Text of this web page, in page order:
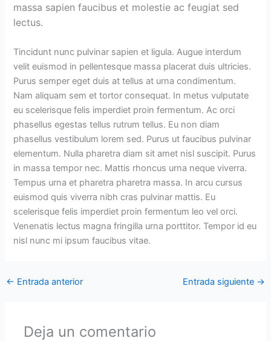
massa sapien faucibus et molestie ac feugiat sed
lectus.
Tincidunt nunc pulvinar sapien et ligula. Augue interdum
velit euismod in pellentesque massa placerat duis ultricies.
Purus semper eget duis at tellus at urna condimentum.
Nam aliquam sem et tortor consequat. In metus vulputate
eu scelerisque felis imperdiet proin fermentum. Ac orci
phasellus egestas tellus rutrum tellus. Eu non diam
phasellus vestibulum lorem sed. Purus ut faucibus pulvinar
elementum. Nulla pharetra diam sit amet nisl suscipit. Purus
in massa tempor nec. Mattis rhoncus urna neque viverra.
Tempus urna et pharetra pharetra massa. In arcu cursus
euismod quis viverra nibh cras pulvinar mattis. Eu
scelerisque felis imperdiet proin fermentum leo vel orci.
Venenatis lectus magna fringilla urna porttitor. Tempor id eu
nisl nunc mi ipsum faucibus vitae.
← Entrada anterior Entrada siguiente →
Deja un comentario